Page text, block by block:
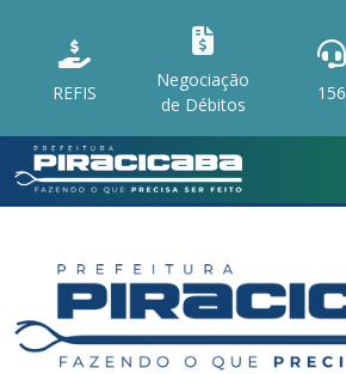
REFIS
Negociação
de Débitos
156